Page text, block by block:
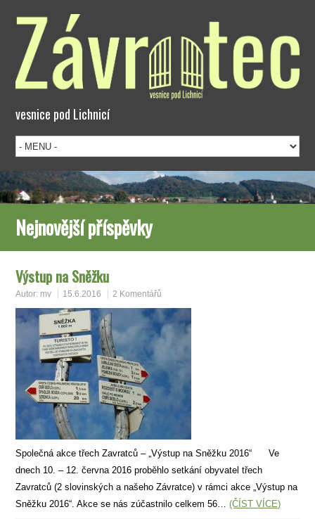
vesnice pod Lichnicí
Nejnovější příspěvky
Výstup na Sněžku
Autor: mv 15.6.2016 2 Komentářů
Společná akce třech Zavratců – „Výstup na Sněžku 2016“ Ve
dnech 10. – 12. června 2016 proběhlo setkání obyvatel třech
Zavratců (2 slovinských a našeho Závratce) v rámci akce „Výstup na
Sněžku 2016“. Akce se nás zúčastnilo celkem 56…(ČÍST VÍCE)